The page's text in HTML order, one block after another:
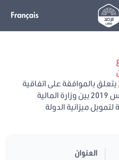
يتعلق بالموافقة على اتفاقية
القرض المبرمة بتاريخ 26 مارس 2019 بين وزارة المالية
ميزانية الدولة
العنوان